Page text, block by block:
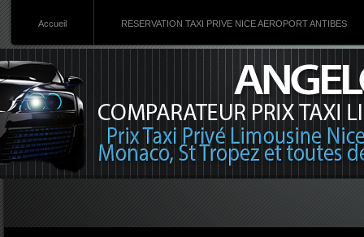
Accueil RESERVATION TAXI PRIVE NICE AEROPORT ANTIBES